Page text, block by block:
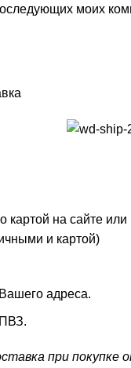
моих
картой на сайте или
и картой)
адреса.
при покупке